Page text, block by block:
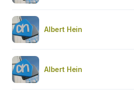
Albert Hein
Albert Hein